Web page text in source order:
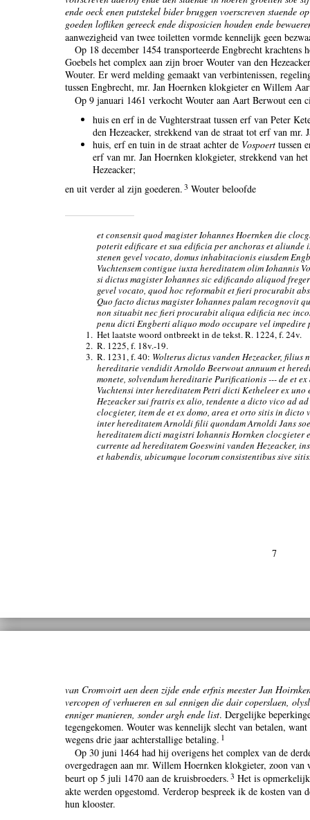
ende oeck enen putstekel bider bruggen voerscreven staende
goeden lofliken gereeck ende disposicien houden ende
aanwezigheid van twee toiletten vormde kennelijk geen
Op 18 december 1454 transporteerde Engbrecht
Goebels het complex aan zijn broer Wouter van den
Wouter. Er werd melding gemaakt van verbintenissen,
tussen Engbrecht, mr. Jan Hoernken klokgieter en Willem
Op 9 januari 1461 verkocht Wouter aan Aart Berwout een
huis en erf in de Vughterstraat tussen erf van Peter
den Hezeacker, strekkend van de straat tot erf van mr.
huis, erf en tuin in de straat achter de Vospoerttussen
erf van mr. Jan Hoernken klokgieter, strekkend van
Hezeacker;
en uit verder al zijn goederen. 3 Wouter beloofde
et consensit quod magister Iohannes Hoernken die
poterit edificare et sua edificia per anchoras et
stenen gevel vocato, domus inhabitacionis eiusdem
Vuchtensem contigue iuxta hereditatem olim Iohannis
si dictus magister Iohannes sic edificando aliquod
gevel vocato, quod hoc reformabit et fieri procurabit
Quo facto dictus magister Iohannes palam recognovit
non situabit nec fieri procurabit aliqua edificia nec
penu dicti Engberti aliquo modo occupare vel impedire
1. Het laatste woord ontbreekt in de tekst. R. 1224, f. 24v.
2. R. 1225, f. 18v.-19.
3. R. 1231, f. 40: Wolterus dictus vanden Hezeacker,
hereditarie vendidit Arnoldo Beerwout annuum et
monete, solvendum hereditarie Purificationis --- de et
Vuchtensi inter hereditatem Petri dicti Ketheleer ex
Hezeacker sui fratris ex alio, tendente a dicto vico ad
clocgieter, item de et ex domo, area et orto sitis in
inter hereditatem Arnoldi filii quondam Arnoldi Jans
hereditatem dicti magistri Iohannis Hornken clocgieter
currente ad hereditatem Goeswini vanden Hezeacker,
et habendis, ubicumque locorum consistentibus sive
7
van Cromvoirt aen deen zijde ende erfnis meester Jan
vercopen of verhueren en sal ennigen die dair coperslaen,
enniger manieren, sonder argh ende list. Dergelijke
tegengekomen. Wouter was kennelijk slecht van betalen,
wegens drie jaar achterstallige betaling. 1
Op 30 juni 1464 had hij overigens het complex van de
overgedragen aan mr. Willem Hoernken klokgieter, zoon
beurt op 5 juli 1470 aan de kruisbroeders. 3 Het is
akte werden opgestomd. Verderop bespreek ik de kosten van
hun klooster.